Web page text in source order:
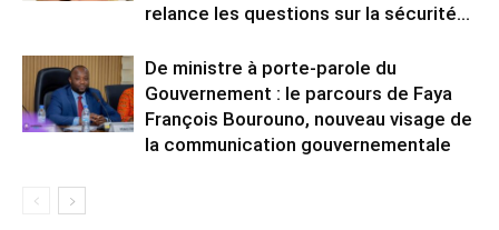
relance les questions sur la sécurité...
De ministre à porte-parole du
Gouvernement : le parcours de Faya
François Bourouno, nouveau visage de
la communication gouvernementale